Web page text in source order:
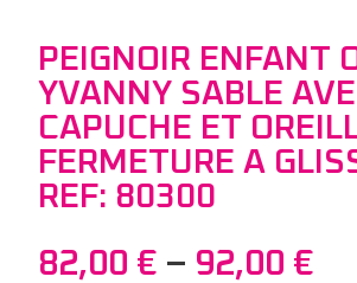
PEIGNOIR ENFANT
YVANNY SABLE
CAPUCHE ET
FERMETURE A
REF: 80300
82,00 € – 92,00 €